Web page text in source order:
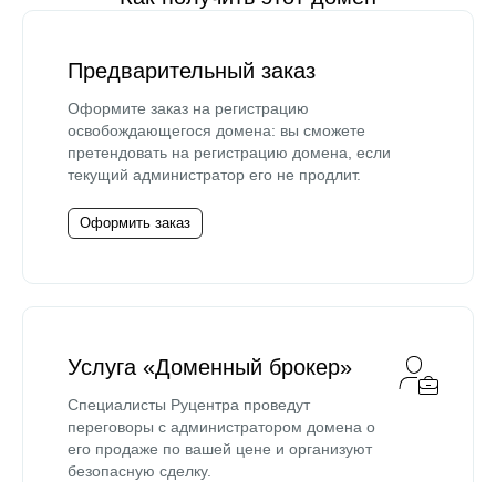
Предварительный заказ
Оформите заказ на регистрацию
освобождающегося домена: вы сможете
претендовать на регистрацию домена, если
текущий администратор его не продлит.
Оформить заказ
Услуга «Доменный брокер»
Специалисты Руцентра проведут
переговоры с администратором домена о
его продаже по вашей цене и организуют
безопасную сделку.